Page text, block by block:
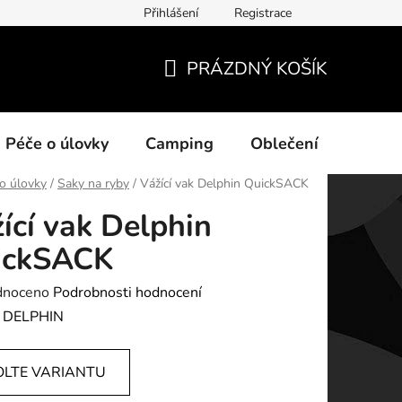
Přihlášení Registrace
KOŠÍK
PRÁZDNÝ KOŠÍK
Péče o úlovky Camping Oblečení
úlovky / Saky na ryby / Vážící vak Delphin QuickSACK
vak Delphin
Podrobnosti hodnocení
DELPHIN
VARIANTU